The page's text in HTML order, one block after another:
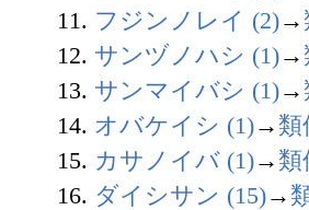
11. フジンノレイ (2)→
12. サンヅノハシ (1)→
13. サンマイバシ (1)→
14. オバケイシ (1)→ 類
15. カサノイバ (1)→ 類
16. ダイシサン (15)→